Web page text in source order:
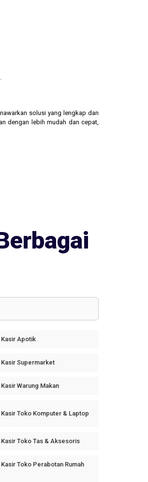
solusi yang lengkap dan
dengan lebih mudah dan cepat,
Apotik
Supermarket
Warung Makan
Toko Komputer & Laptop
Toko Tas & Aksesoris
Toko Perabotan Rumah